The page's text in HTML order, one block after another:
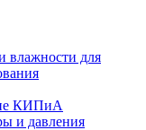
влажности для
КИПиА
и давления